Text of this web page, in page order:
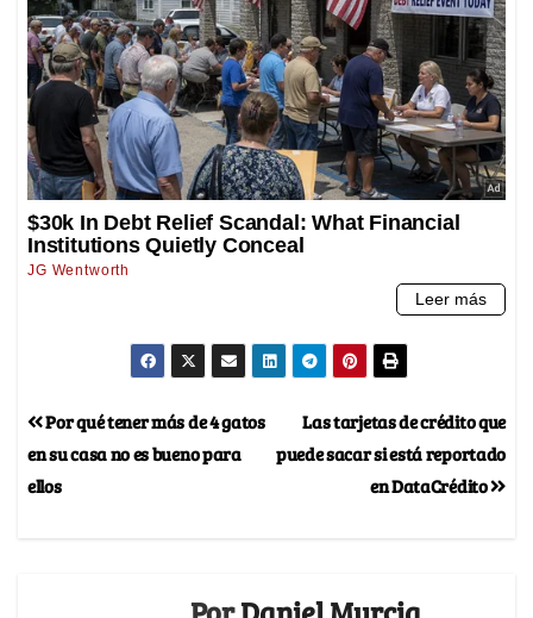
Las tarjetas de crédito que
puede sacar si está reportado
en DataCrédito
Por qué tener más de 4 gatos
en su casa no es bueno para
ellos